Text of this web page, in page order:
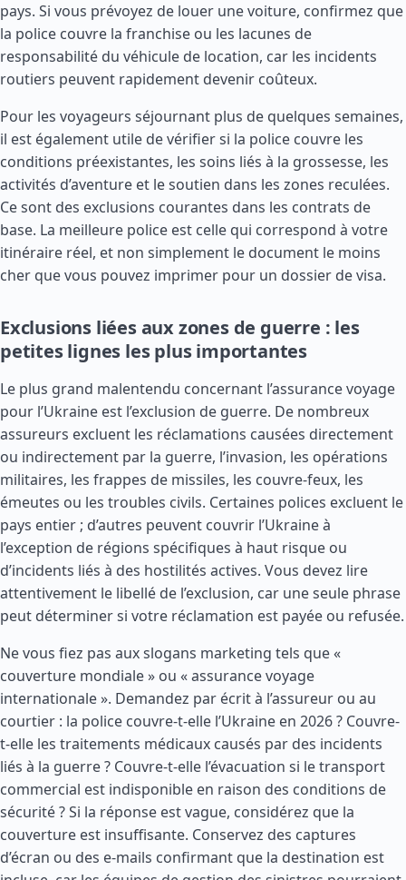
pays. Si vous prévoyez de louer une voiture, confirmez que
la police couvre la franchise ou les lacunes de
responsabilité du véhicule de location, car les incidents
routiers peuvent rapidement devenir coûteux.
Pour les voyageurs séjournant plus de quelques semaines,
il est également utile de vérifier si la police couvre les
conditions préexistantes, les soins liés à la grossesse, les
activités d’aventure et le soutien dans les zones reculées.
Ce sont des exclusions courantes dans les contrats de
base. La meilleure police est celle qui correspond à votre
itinéraire réel, et non simplement le document le moins
cher que vous pouvez imprimer pour un dossier de visa.
Exclusions liées aux zones de guerre : les
petites lignes les plus importantes
Le plus grand malentendu concernant l’assurance voyage
pour l’Ukraine est l’exclusion de guerre. De nombreux
assureurs excluent les réclamations causées directement
ou indirectement par la guerre, l’invasion, les opérations
militaires, les frappes de missiles, les couvre-feux, les
émeutes ou les troubles civils. Certaines polices excluent le
pays entier ; d’autres peuvent couvrir l’Ukraine à
l’exception de régions spécifiques à haut risque ou
d’incidents liés à des hostilités actives. Vous devez lire
attentivement le libellé de l’exclusion, car une seule phrase
peut déterminer si votre réclamation est payée ou refusée.
Ne vous fiez pas aux slogans marketing tels que «
couverture mondiale » ou « assurance voyage
internationale ». Demandez par écrit à l’assureur ou au
courtier : la police couvre-t-elle l’Ukraine en 2026 ? Couvre-
t-elle les traitements médicaux causés par des incidents
liés à la guerre ? Couvre-t-elle l’évacuation si le transport
commercial est indisponible en raison des conditions de
sécurité ? Si la réponse est vague, considérez que la
couverture est insuffisante. Conservez des captures
d’écran ou des e-mails confirmant que la destination est